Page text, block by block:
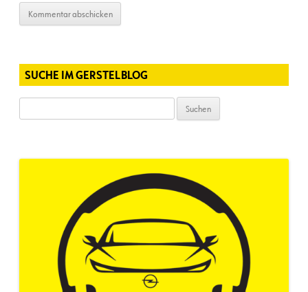
SUCHE IM GERSTELBLOG